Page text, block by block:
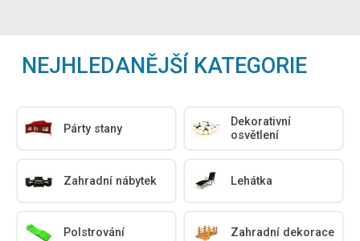
NEJHLEDANĚJŠÍ KATEGORIE
Párty stany
Dekorativní
osvětlení
Zahradní nábytek Lehátka
Polstrování Zahradní dekorace